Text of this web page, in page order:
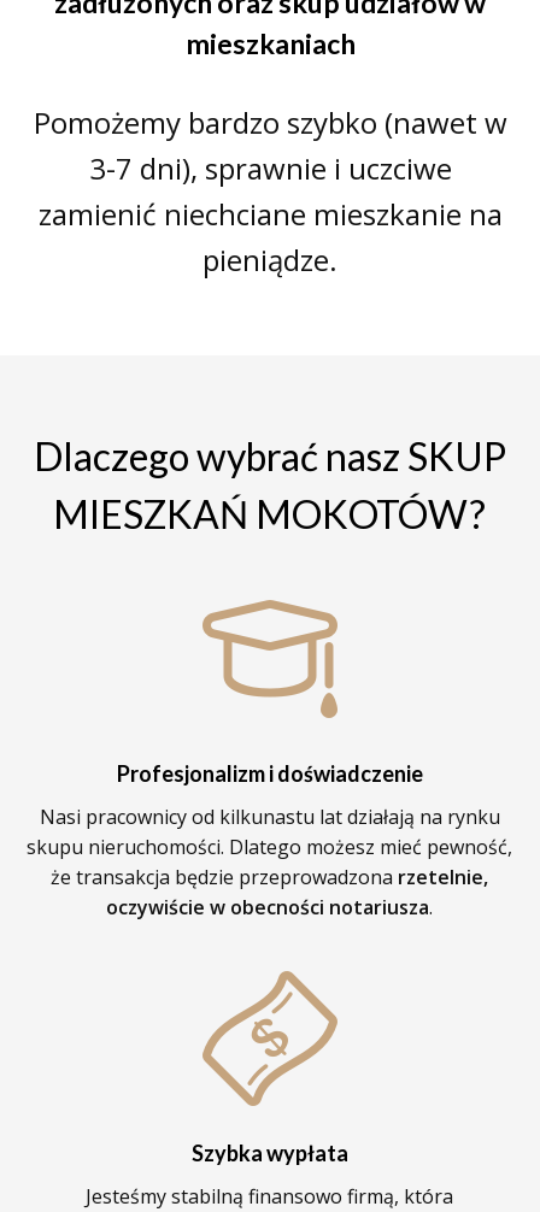
mieszkaniach
Pomożemy bardzo szybko (nawet w
3-7 dni), sprawnie i uczciwe
zamienić niechciane mieszkanie na
pieniądze.
Dlaczego wybrać nasz SKUP
MIESZKAŃ MOKOTÓW?
Profesjonalizm i doświadczenie
Nasi pracownicy od kilkunastu lat działają na rynku
skupu nieruchomości. Dlatego możesz mieć pewność,
że transakcja będzie przeprowadzona rzetelnie,
oczywiście w obecności notariusza.
Szybka wypłata
Jesteśmy stabilną finansowo firmą, która